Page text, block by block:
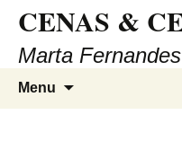
paraCENAS &
Marta
Menu